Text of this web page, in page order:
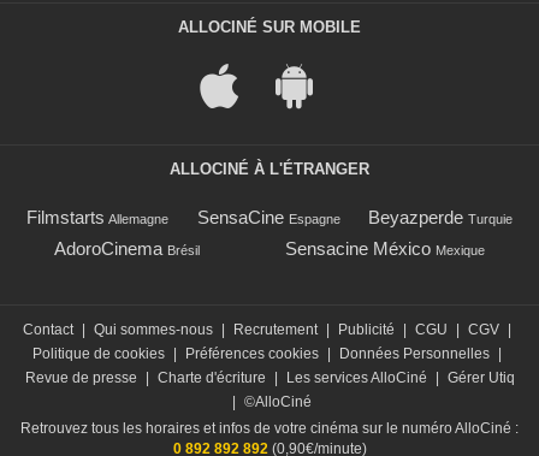
ALLOCINÉ SUR MOBILE
ALLOCINÉ À L'ÉTRANGER
Filmstarts Allemagne SensaCine Espagne Beyazperde Turquie
AdoroCinema Brésil Sensacine México Mexique
Contact | Qui sommes-nous | Recrutement | Publicité | CGU | CGV |
Politique de cookies | Préférences cookies | Données Personnelles |
Revue de presse
| Charte d'écriture | Les services AlloCiné | Gérer Utiq
| ©AlloCiné
Retrouvez tous les horaires et infos de votre cinéma sur le numéro AlloCiné :
0 892 892 892 (0,90€/minute)